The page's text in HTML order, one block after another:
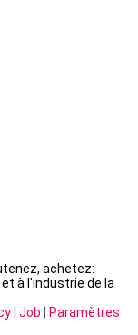
achetez:
à l'industrie de la
| Job
Paramètres